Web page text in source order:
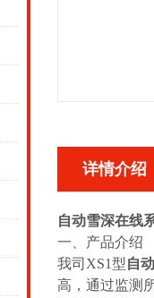
详情介绍
自动雪深在线
一、产品介绍
我司XS1型自
高，通过监测